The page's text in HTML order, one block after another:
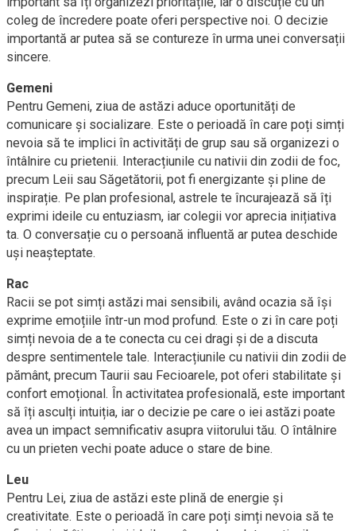
coleg de încredere poate oferi perspective noi. O decizie
importantă ar putea să se contureze în urma unei conversații
sincere.
Gemeni
Pentru Gemeni, ziua de astăzi aduce oportunități de
comunicare și socializare. Este o perioadă în care poți simți
nevoia să te implici în activități de grup sau să organizezi o
întâlnire cu prietenii. Interacțiunile cu nativii din zodii de foc,
precum Leii sau Săgetătorii, pot fi energizante și pline de
inspirație. Pe plan profesional, astrele te încurajează să îți
exprimi ideile cu entuziasm, iar colegii vor aprecia inițiativa
ta. O conversație cu o persoană influentă ar putea deschide
uși neașteptate.
Rac
Racii se pot simți astăzi mai sensibili, având ocazia să își
exprime emoțiile într-un mod profund. Este o zi în care poți
simți nevoia de a te conecta cu cei dragi și de a discuta
despre sentimentele tale. Interacțiunile cu nativii din zodii de
pământ, precum Taurii sau Fecioarele, pot oferi stabilitate și
confort emoțional. În activitatea profesională, este important
să îți asculți intuiția, iar o decizie pe care o iei astăzi poate
avea un impact semnificativ asupra viitorului tău. O întâlnire
cu un prieten vechi poate aduce o stare de bine.
Leu
Pentru Lei, ziua de astăzi este plină de energie și
creativitate. Este o perioadă în care poți simți nevoia să te